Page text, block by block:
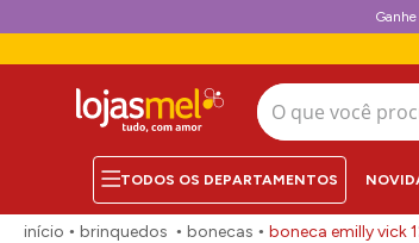
O que você
brinquedos bonecas boneca emilly vick